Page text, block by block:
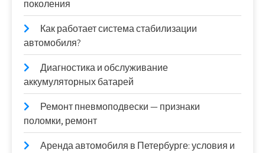
поколения
Как работает система стабилизации
автомобиля?
Диагностика и обслуживание
аккумуляторных батарей
Ремонт пневмоподвески — признаки
поломки, ремонт
Аренда автомобиля в Петербурге: условия и